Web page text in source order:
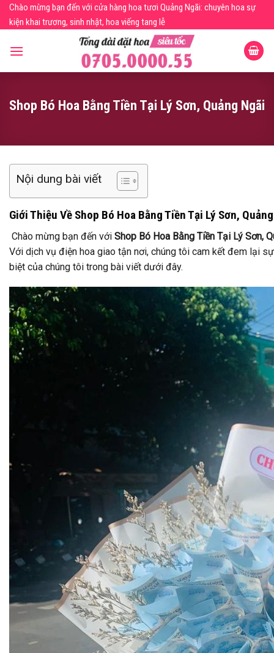
SkipChào mừng bạn đến với cửa hàng hoa tươi Quảng Ngãi: chuyên hoa sự
kiện khai trương, sinh nhật, hoa viếng tang lễ
Shop Bó Hoa Bằng Tiền Tại Lý Sơn, Quảng Ngãi
Nội dung bài viết
Giới Thiệu Về Shop Bó Hoa Bằng Tiền Tại Lý Sơn,
Chào mừng bạn đến với Shop Bó Hoa Bằng Tiền Tại Lý Sơn,
Với dịch vụ điện hoa giao tận nơi, chúng tôi cam kết đem lại
biệt của chúng tôi trong bài viết dưới đây.